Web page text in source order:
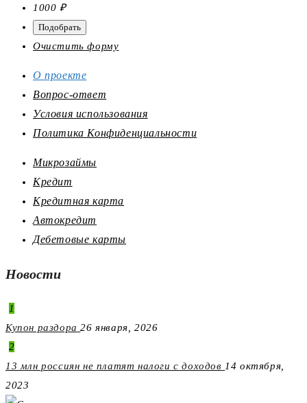
1000 ₽
Очистить форму
О проекте
Вопрос-ответ
Условия использования
Политика Конфиденциальности
Микрозаймы
Кредит
Кредитная карта
Автокредит
Дебетовые карты
Новости
1
Купон раздора 26 января, 2026
2
13 млн россиян не платят налоги с доходов 14 октября,
2023